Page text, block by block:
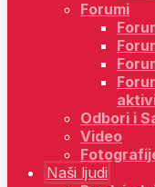
Forumi
Odbori i
Video
Naši ljudi